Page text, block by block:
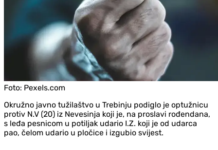
Foto: Pexels.com
Okružno javno tužilaštvo u Trebinju podiglo je optužnicu
protiv N.V (20) iz Nevesinja koji je, na proslavi rođendana,
s leđa pesnicom u potiljak udario I.Z. koji je od udarca
pao, čelom udario u pločice i izgubio svijest.